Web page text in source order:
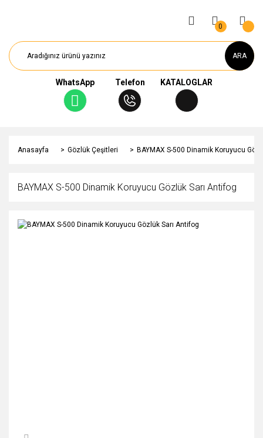
ARA
WhatsApp Telefon KATALOGLAR
0
Anasayfa Gözlük Çeşitleri BAYMAX S-500 Dinamik Koruyucu
BAYMAX S-500 Dinamik Koruyucu Gözlük Sarı Antifog